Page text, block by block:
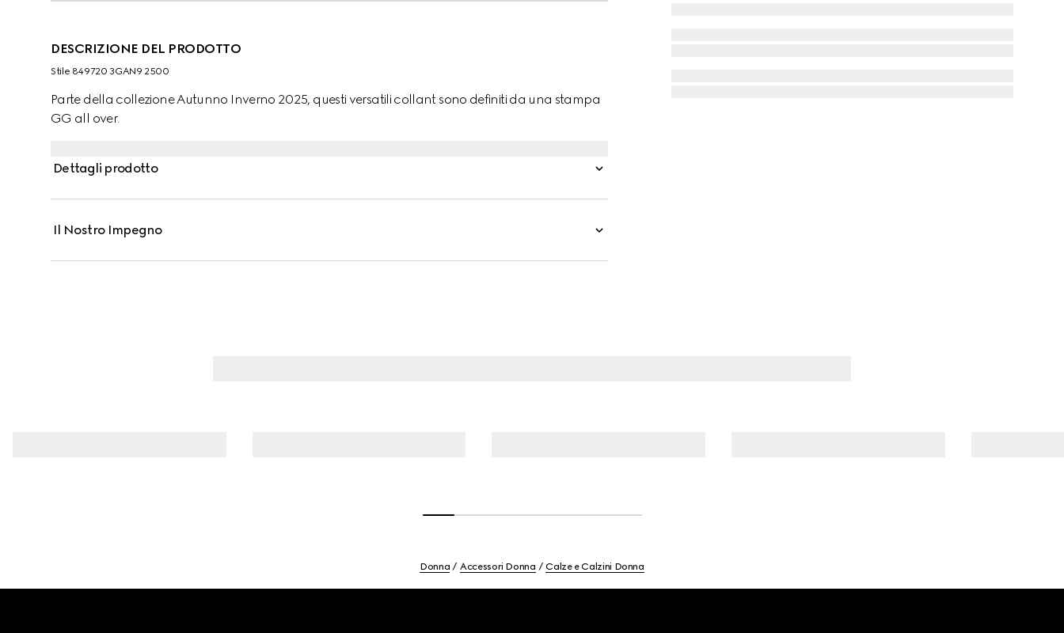
DESCRIZIONE DEL PRODOTTO
Stile ‎849720 3GAN9 2500
Parte della collezione Autunno Inverno 2025, questi versatili collant sono definiti da una stampa
GG all over.
Dettagli prodotto
Il Nostro Impegno
Donna Accessori Donna Calze e Calzini Donna